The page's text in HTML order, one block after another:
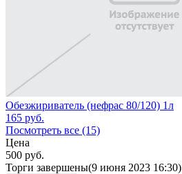
Обезжириватель (нефрас 80/120) 1л
165 руб.
Посмотреть все (15)
Цена
500 руб.
Торги завершены(9 июня 2023 16:30)